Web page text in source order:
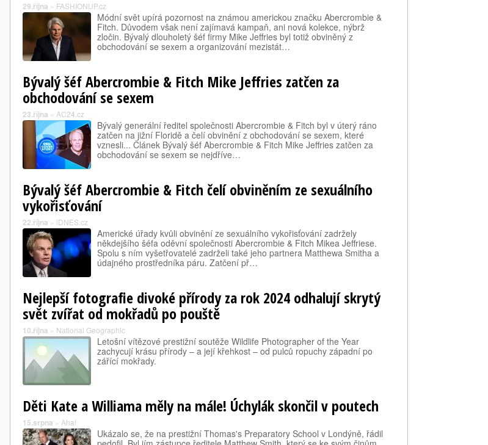
29.října » FASHIONUP.cz
Módní svět upírá pozornost na známou americkou značku Abercrombie &
Fitch. Důvodem však není zajímavá kampaň, ani nová kolekce, nýbrž
zločin. Bývalý dlouholetý šéf firmy Mike Jeffries byl totiž obviněný z
obchodování se sexem a organizování mezistát…
Bývalý šéf Abercrombie & Fitch Mike Jeffries zatčen za
obchodování se sexem
23.října » AC24.cz
Bývalý generální ředitel společnosti Abercrombie & Fitch byl v úterý ráno
zatčen na jižní Floridě a čelí obvinění z obchodování se sexem, které
vznesli... Článek Bývalý šéf Abercrombie & Fitch Mike Jeffries zatčen za
obchodování se sexem se nejdříve…
Bývalý šéf Abercrombie & Fitch čelí obviněním ze sexuálního
vykořisťování
22.října » iDNES.cz
Americké úřady kvůli obvinění ze sexuálního vykořisťování zadržely
někdejšího šéfa oděvní společnosti Abercrombie & Fitch Mikea Jeffriese.
Spolu s ním vyšetřovatelé zadrželi také jeho partnera Matthewa Smitha a
údajného prostředníka páru. Zatčení př…
Nejlepší fotografie divoké přírody za rok 2024 odhalují skrytý
svět zvířat od mokřadů po pouště
10.října » National Geographic
Letošní vítězové prestižní soutěže Wildlife Photographer of the Year
zachycují krásu přírody – a její křehkost – od pulců ropuchy západní po
zářící mokřady.
Děti Kate a Williama měly na mále! Úchylák skončil v poutech
15.srpna » Aha!
Ukázalo se, že na prestižní Thomas's Preparatory School v Londýně, řádil